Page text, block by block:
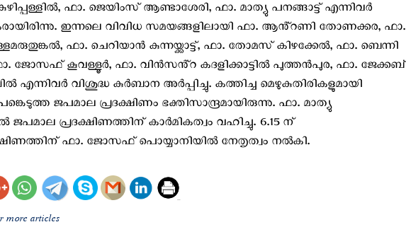
ഫാ. ജെയിംസ് ആണ്ടാശേരി, ഫാ. മാത്യു പനങ്ങാട്ട് എന്നിവർ
ഇന്നലെ വിവിധ സമയങ്ങളിലായി ഫാ. ആൻ്റണി തോണക്കര, ഫാ.
ഫാ. ചെറിയാൻ കുന്നയ്ക്കാട്ട്, ഫാ. തോമസ് കിഴക്കേൽ, ഫാ. ബെന്നി
ജോസഫ് കൂവള്ളൂർ, ഫാ. വിൻസൻ്റ കദളിക്കാട്ടിൽ പുത്തൻപുര, ഫാ. ജേക്കബ്
എന്നിവർ വിശുദ്ധ കുർബാന അർപ്പിച്ചു. കത്തിച്ച മെഴുകുതിരികളുമായി
ജപമാല പ്രദക്ഷിണം ഭക്തിസാന്ദ്രമായിരുന്നു. ഫാ. മാത്യു
ജപമാല പ്രദക്ഷിണത്തിന് കാർമികത്വം വഹിച്ചു. 6.15 ന്
ഫാ. ജോസഫ് പൊയ്യാനിയിൽ നേതൃത്വം നൽകി.
more articles